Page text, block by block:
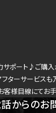
ポート♪ご購入
フターサービスも
様目線にてお手
からのお